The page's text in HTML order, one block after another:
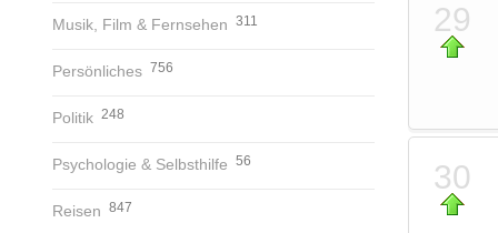
Musik, Film & Fernsehen 311
Persönliches 756
Politik 248
Psychologie & Selbsthilfe 56
Reisen 847
29
30